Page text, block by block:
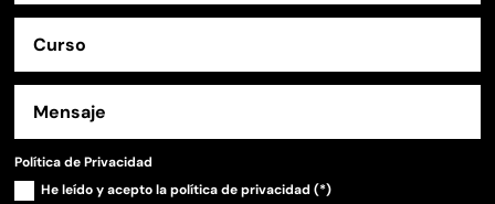
Política de Privacidad
He leído y acepto la política de privacidad (*)